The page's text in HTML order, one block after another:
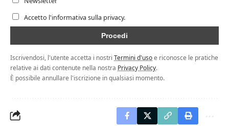
Accetto l'informativa sulla privacy.
Iscrivendosi, l'utente accetta i nostri Termini d'usoe riconosce le pratiche
relative ai dati contenute nella nostra Privacy Policy.
È possibile annullare l'iscrizione in qualsiasi momento.